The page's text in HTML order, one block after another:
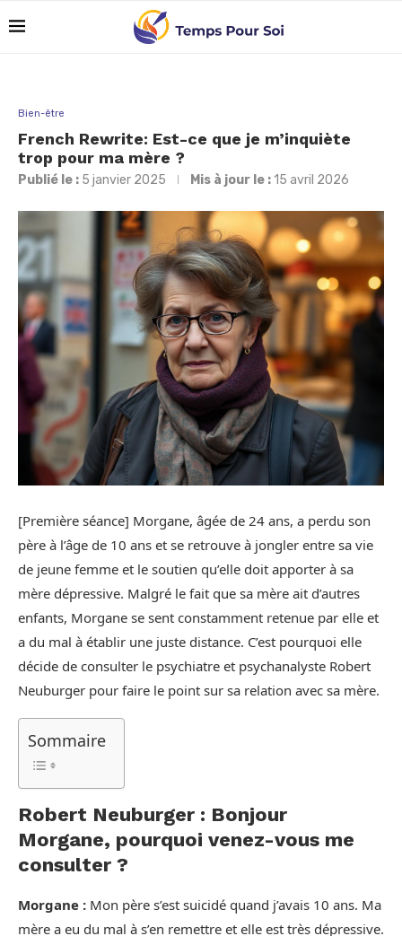
Bien-être
French Rewrite: Est-ce que je m’inquiète
trop pour ma mère ?
Publié le : 5 janvier 2025 Mis à jour le : 15 avril 2026
[Première séance] Morgane, âgée de 24 ans, a perdu son
père à l’âge de 10 ans et se retrouve à jongler entre sa vie
de jeune femme et le soutien qu’elle doit apporter à sa
mère dépressive. Malgré le fait que sa mère ait d’autres
enfants, Morgane se sent constamment retenue par elle et
a du mal à établir une juste distance. C’est pourquoi elle
décide de consulter le psychiatre et psychanalyste Robert
Neuburger pour faire le point sur sa relation avec sa mère.
Sommaire
Robert Neuburger : Bonjour
Morgane, pourquoi venez-vous me
consulter ?
Morgane : Mon père s’est suicidé quand j’avais 10 ans. Ma
mère a eu du mal à s’en remettre et elle est très dépressive.